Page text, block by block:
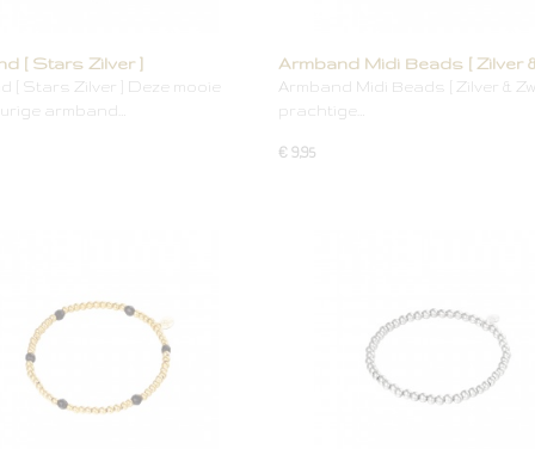
[ Stars Zilver ]
[ Stars Zilver ] Deze mooie
armband…
Armband Midi Beads [ Zilver
]Armband Midi Beads [ Zilver &
prachtige…
€ 9,95